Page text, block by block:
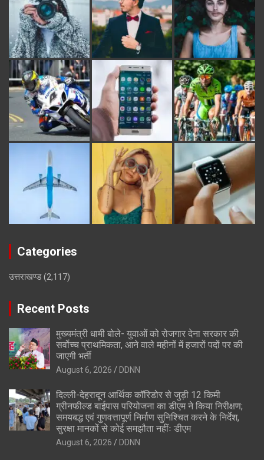
Categories
उत्तराखण्ड(2,117)
Recent Posts
मुख्यमंत्री धामी बोले- युवाओं को रोजगार देना सरकार की
सर्वोच्च प्राथमिकता, आने वाले महीनों में हजारों पदों पर की
जाएगी भर्ती
August 6, 2026 DDNN
दिल्ली-देहरादून आर्थिक कॉरिडोर से जुड़ी 12 किमी
ग्रीनफील्ड बाईपास परियोजना का डीएम ने किया निरीक्षण;
समयबद्ध एवं गुणवत्तापूर्ण निर्माण सुनिश्चित करने के निर्देश,
सुरक्षा मानकों से कोई समझौता नहींः डीएम
August 6, 2026 DDNN